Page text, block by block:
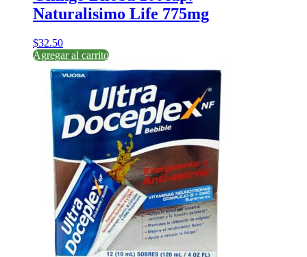
Naturalisimo Life 775mg
$32.50
Agregar al carrito